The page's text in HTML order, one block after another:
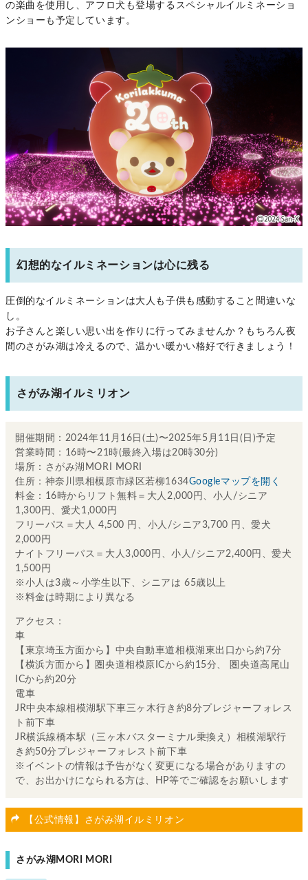
の楽曲を使用し、アフロ犬も登場するスペシャルイルミネーショ
ンショーも予定しています。
幻想的なイルミネーションは心に残る
圧倒的なイルミネーションは大人も子供も感動すること間違いな
し。
お子さんと楽しい思い出を作りに行ってみませんか？もちろん夜
間のさがみ湖は冷えるので、温かい暖かい格好で行きましょう！
さがみ湖イルミリオン
開催期間：2024年11月16日(土)〜2025年5月11日(日)予定
営業時間：16時〜21時(最終入場は20時30分)
場所：さがみ湖MORI MORI
住所：神奈川県相模原市緑区若柳1634Googleマップを開く
料金：16時からリフト無料＝大人2,000円、小人/シニア
1,300円、愛犬1,000円
フリーパス＝大人 4,500 円、小人/シニア3,700 円、愛犬
2,000円
ナイトフリーパス＝大人3,000円、小人/シニア2,400円、愛犬
1,500円
※小人は3歳～小学生以下、シニアは 65歳以上
※料金は時期により異なる
アクセス：
車
【東京埼玉方面から】中央自動車道相模湖東出口から約7分
【横浜方面から】圏央道相模原ICから約15分、 圏央道高尾山
ICから約20分
電車
JR中央本線相模湖駅下車三ヶ木行き約8分プレジャーフォレス
ト前下車
JR横浜線橋本駅（三ヶ木バスターミナル乗換え）相模湖駅行
き約50分プレジャーフォレスト前下車
※イベントの情報は予告がなく変更になる場合がありますの
で、お出かけになられる方は、HP等でご確認をお願いします
【公式情報】さがみ湖イルミリオン
さがみ湖MORI MORI